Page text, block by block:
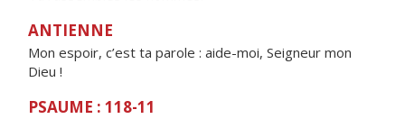
ANTIENNE
Mon espoir, c’est ta parole : aide-moi, Seigneur mon
Dieu !
PSAUME : 118-11